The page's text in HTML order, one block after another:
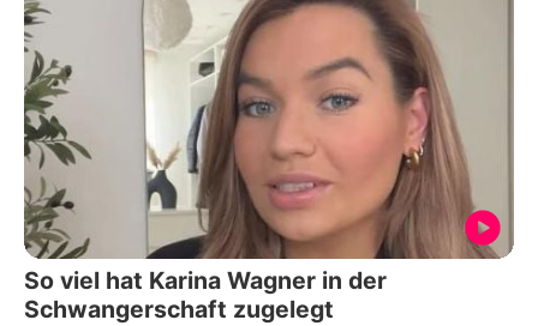
So viel hat Karina Wagner in der
Schwangerschaft zugelegt